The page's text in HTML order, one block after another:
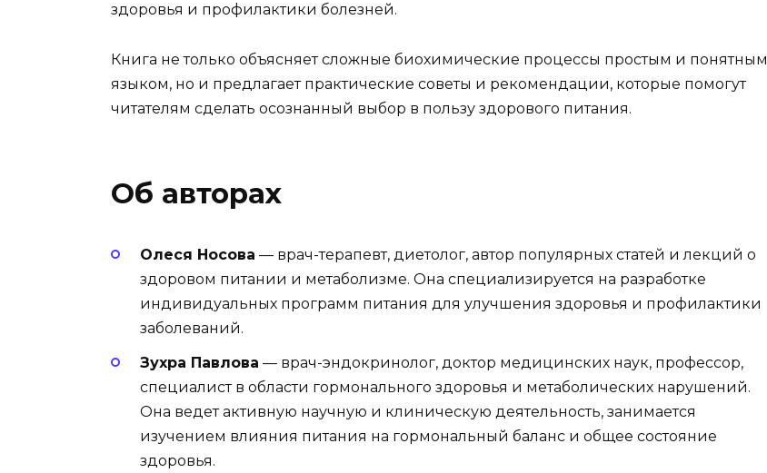
здоровья и профилактики болезней.
Книга не только объясняет сложные биохимические процессы простым и понятным
языком, но и предлагает практические советы и рекомендации, которые помогут
читателям сделать осознанный выбор в пользу здорового питания.
Об авторах
Олеся Носова — врач-терапевт, диетолог, автор популярных статей и лекций о
здоровом питании и метаболизме. Она специализируется на разработке
индивидуальных программ питания для улучшения здоровья и профилактики
заболеваний.
Зухра Павлова — врач-эндокринолог, доктор медицинских наук, профессор,
специалист в области гормонального здоровья и метаболических нарушений.
Она ведет активную научную и клиническую деятельность, занимается
изучением влияния питания на гормональный баланс и общее состояние
здоровья.